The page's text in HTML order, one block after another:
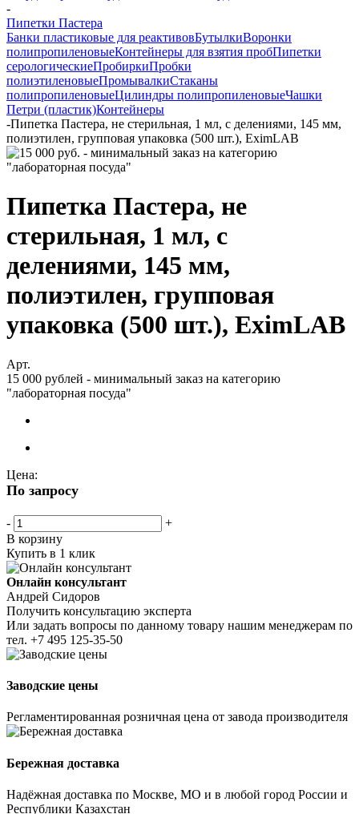
-
Пипетки Пастера
Банки пластиковые для реактивовБутылкиВоронки
полипропиленовыеКонтейнеры для взятия пробПипетки
серологическиеПробиркиПробки
полиэтиленовыеПромывалкиСтаканы
полипропиленовыеЦилиндры полипропиленовыеЧашки
Петри (пластик)Контейнеры
-Пипетка Пастера, не стерильная, 1 мл, с делениями, 145 мм,
полиэтилен, групповая упаковка (500 шт.), EximLAB
Пипетка Пастера, не
стерильная, 1 мл, с
делениями, 145 мм,
полиэтилен, групповая
упаковка (500 шт.), EximLAB
Арт.
15 000 рублей - минимальный заказ на категорию
"лабораторная посуда"
Цена:
По запросу
-
+
В корзину
Купить в 1 клик
Онлайн консультант
Андрей Сидоров
Получить консультацию эксперта
Или задать вопросы по данному товару нашим менеджерам по
тел. +7 495 125-35-50
Заводские цены
Регламентированная розничная цена от завода производителя
Бережная доставка
Надёжная доставка по Москве, МО и в любой город России и
Республики Казахстан